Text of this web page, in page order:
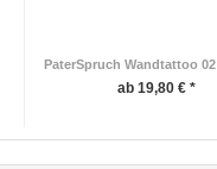
PaterSpruch Wandtattoo
ab 19,80 € *